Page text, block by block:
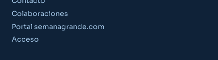
Colaboraciones
Portal semanagrande.com
Acceso